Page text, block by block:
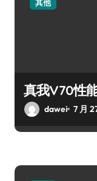
其他
真我V70性
dawei 7 月